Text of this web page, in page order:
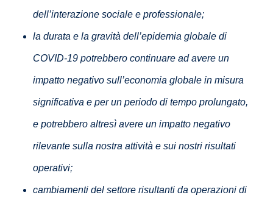
dell’interazione sociale e professionale;
la durata e la gravità dell’epidemia globale di
COVID-19 potrebbero continuare ad avere un
impatto negativo sull’economia globale in misura
significativa e per un periodo di tempo prolungato,
e potrebbero altresì avere un impatto negativo
rilevante sulla nostra attività e sui nostri risultati
operativi;
cambiamenti del settore risultanti da operazioni di